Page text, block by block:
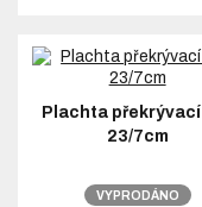
Plachta překrývací
23/7cm
VYPRODÁNO